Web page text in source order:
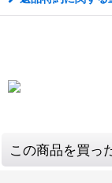
この商品を買っ